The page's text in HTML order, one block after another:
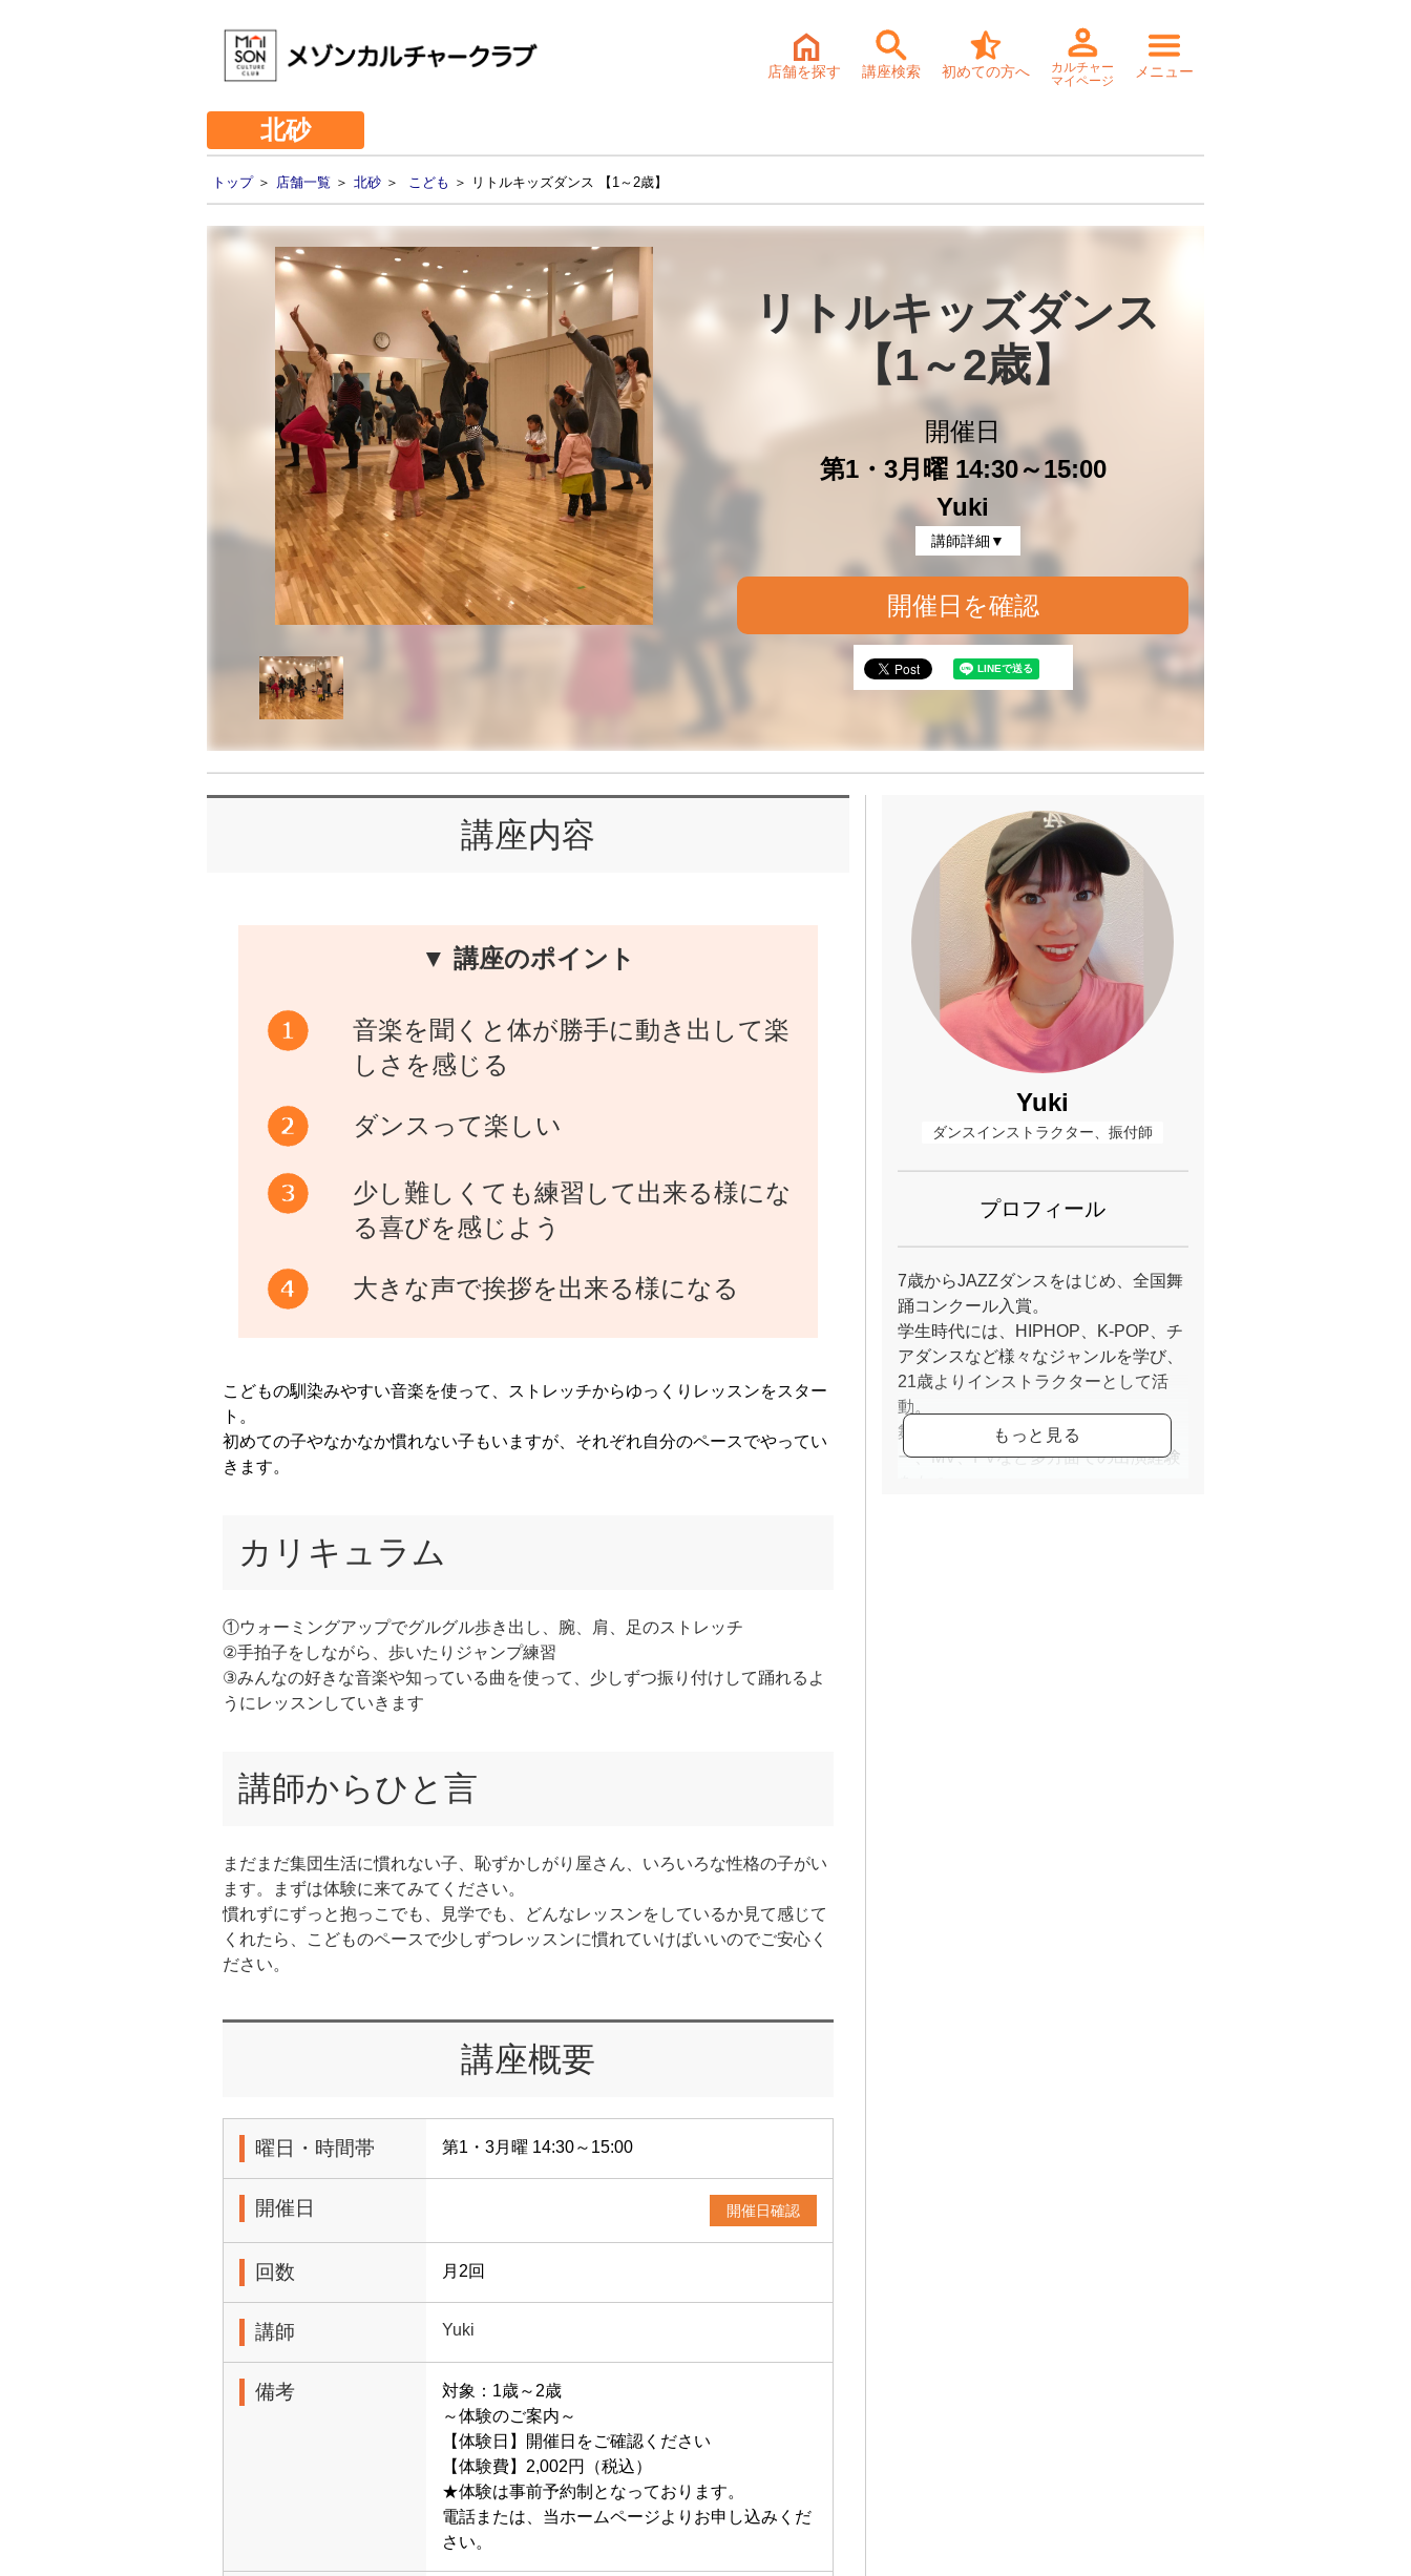
店舗を探す 講座検索 初めての方へ
カルチャー
マイページ
メニュー
北砂
トップ＞ 店舗一覧 ＞ 北砂 ＞ こども ＞ リトルキッズダンス 【1～2歳】
リトルキッズダンス
【1～2歳】
開催日
第1・3月曜 14:30～15:00
Yuki
講師詳細▼
開催日を確認
講座内容
▼ 講座のポイント
音楽を聞くと体が勝手に動き出して楽
しさを感じる
ダンスって楽しい
少し難しくても練習して出来る様にな
る喜びを感じよう
大きな声で挨拶を出来る様になる
こどもの馴染みやすい音楽を使って、ストレッチからゆっくりレッスンをスター
ト。
初めての子やなかなか慣れない子もいますが、それぞれ自分のペースでやってい
きます。
カリキュラム
①ウォーミングアップでグルグル歩き出し、腕、肩、足のストレッチ
②手拍子をしながら、歩いたりジャンプ練習
③みんなの好きな音楽や知っている曲を使って、少しずつ振り付けして踊れるよ
うにレッスンしていきます
講師からひと言
まだまだ集団生活に慣れない子、恥ずかしがり屋さん、いろいろな性格の子がい
ます。まずは体験に来てみてください。
慣れずにずっと抱っこでも、見学でも、どんなレッスンをしているか見て感じて
くれたら、こどものペースで少しずつレッスンに慣れていけばいいのでご安心く
ださい。
講座概要
曜日・時間帯 第1・3月曜 14:30～15:00
開催日 開催日確認
回数 月2回
講師 Yuki
備考
対象：1歳～2歳
～体験のご案内～
【体験日】開催日をご確認ください
【体験費】2,002円（税込）
★体験は事前予約制となっております。
電話または、当ホームページよりお申し込みくだ
さい。
Yuki
ダンスインストラクター、振付師
プロフィール
7歳からJAZZダンスをはじめ、全国舞
踊コンクール入賞。
学生時代には、HIPHOP、K-POP、チ
アダンスなど様々なジャンルを学び、
21歳よりインストラクターとして活
動。
舞台、アーティストのバックダンサ
ー、MV、PVなど多方面での出演経験